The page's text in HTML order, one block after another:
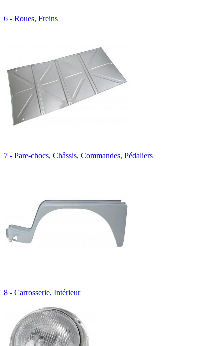
6 - Roues, Freins
7 - Pare-chocs, Châssis, Commandes, Pédaliers
8 - Carrosserie, Intérieur